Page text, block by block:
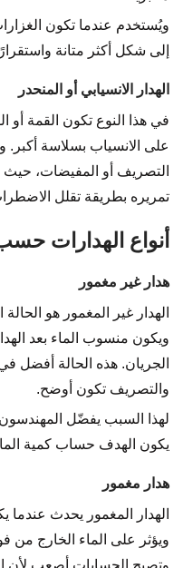
ويُستخدم عندما تكون
إلى شكل أكثر متانة
الهدار الانسيابي أو المنحدر
في هذا النوع تكون القمة
على الانسياب بسلاسة
التصريف أو المفيضات،
تمريره بطريقة تقلل
أنواع الهدارات
هدار غير مغمور
الهدار غير المغمور هو
ويكون منسوب الماء بعد
الجريان. هذه الحالة أفضل في
والتصريف تكون أوضح.
لهذا السبب يفضّل
يكون الهدف حساب كمية
هدار مغمور
الهدار المغمور يحدث عندما
ويؤثر على الماء الخارج من
وتصبح الحسابات أصعب لأن